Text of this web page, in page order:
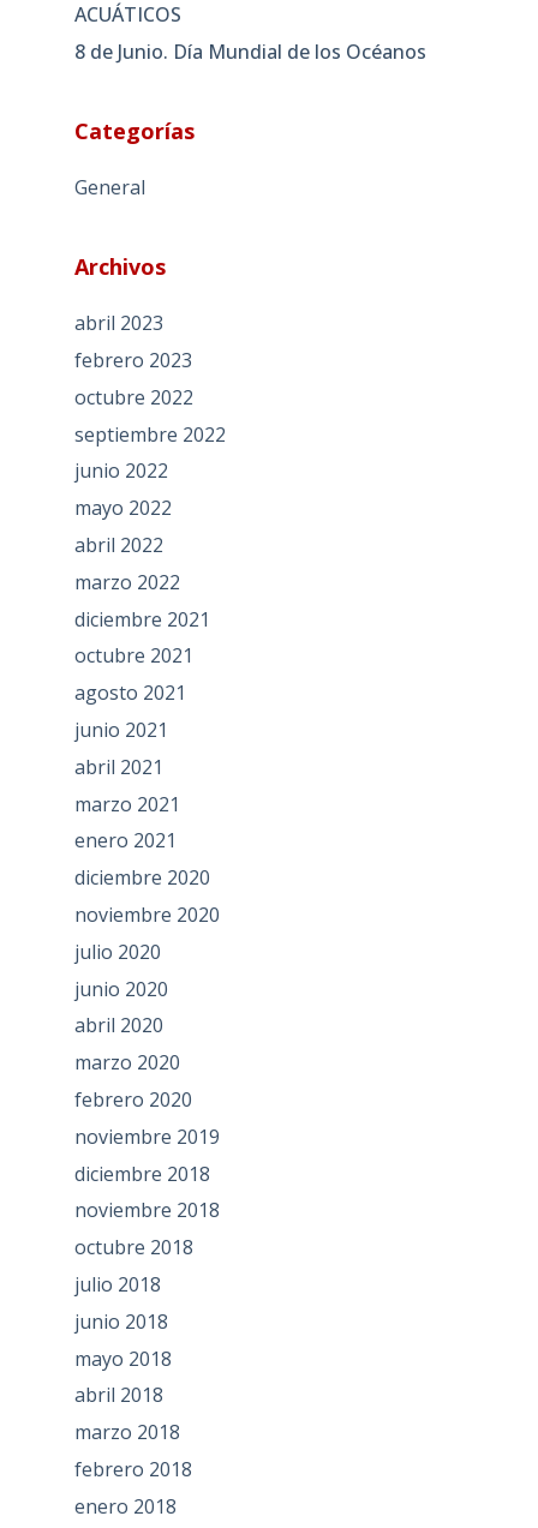
ACUÁTICOS
8 de Junio. Día Mundial de los Océanos
Categorías
General
Archivos
abril 2023
febrero 2023
octubre 2022
septiembre 2022
junio 2022
mayo 2022
abril 2022
marzo 2022
diciembre 2021
octubre 2021
agosto 2021
junio 2021
abril 2021
marzo 2021
enero 2021
diciembre 2020
noviembre 2020
julio 2020
junio 2020
abril 2020
marzo 2020
febrero 2020
noviembre 2019
diciembre 2018
noviembre 2018
octubre 2018
julio 2018
junio 2018
mayo 2018
abril 2018
marzo 2018
febrero 2018
enero 2018